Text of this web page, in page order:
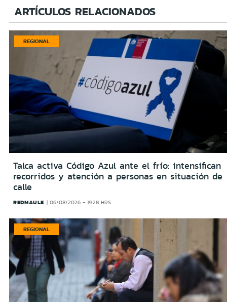
ARTÍCULOS RELACIONADOS
REGIONAL
Talca activa Código Azul ante el frío: intensifican
recorridos y atención a personas en situación de
calle
REDMAULE 06/08/2026 - 19:28 HRS
REGIONAL